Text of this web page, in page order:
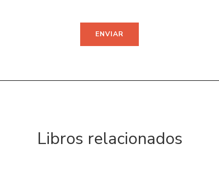
Libros relacionados